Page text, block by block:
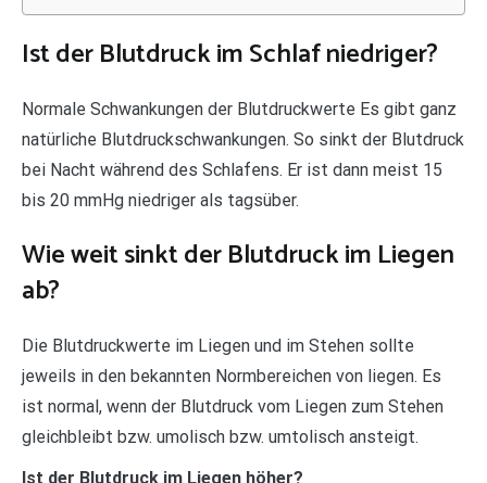
Ist der Blutdruck im Schlaf niedriger?
Normale Schwankungen der Blutdruckwerte Es gibt ganz
natürliche Blutdruckschwankungen. So sinkt der Blutdruck
bei Nacht während des Schlafens. Er ist dann meist 15
bis 20 mmHg niedriger als tagsüber.
Wie weit sinkt der Blutdruck im Liegen
ab?
Die Blutdruckwerte im Liegen und im Stehen sollte
jeweils in den bekannten Normbereichen von liegen. Es
ist normal, wenn der Blutdruck vom Liegen zum Stehen
gleichbleibt bzw. umolisch bzw. umtolisch ansteigt.
Ist der Blutdruck im Liegen höher?